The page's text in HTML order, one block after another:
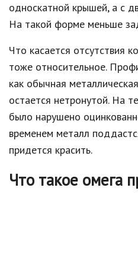
односкатной крышей, а с
На такой форме меньше
Что касается отсутствия
тоже относительное.
как обычная
остается нетронутой. На
было нарушено
временем металл
придется красить.
Что такое омега